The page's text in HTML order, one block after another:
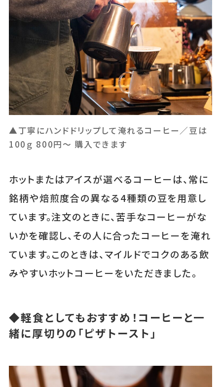
▲丁寧にハンドドリップして淹れるコーヒー／豆は
100ｇ 800円〜 購入できます
ホットまたはアイスが選べるコーヒーは、常に
銘柄や焙煎度合の異なる4種類の豆を用意し
ています。注文のときに、苦手なコーヒーがな
いかを確認し、その人に合ったコーヒーを淹れ
ています。このときは、マイルドでコクのある飲
みやすいホットコーヒーをいただきました。
◆軽食としてもおすすめ！コーヒーと一
緒に厚切りの「ピザトースト」